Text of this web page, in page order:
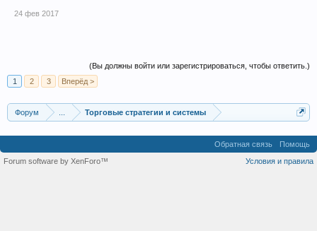
24 фев 2017
(Вы должны войти или зарегистрироваться, чтобы ответить.)
1
2 3 Вперёд >
Форум Торговые стратегии и системы
Обратная связь
Помощь
Условия и правила
Forum software by XenForo™